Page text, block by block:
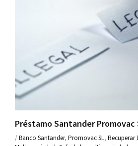
Préstamo Santander Promovac
/Banco Santander, Promovac SL, Recuperar